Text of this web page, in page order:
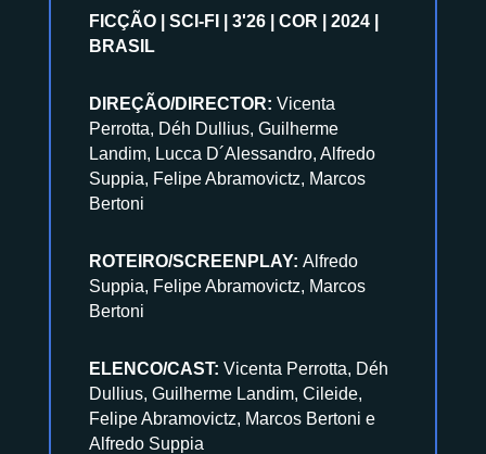
FICÇÃO | SCI-FI | 3'26 | COR | 2024 |
BRASIL
DIREÇÃO/DIRECTOR: Vicenta
Perrotta, Déh Dullius, Guilherme
Landim, Lucca D´Alessandro, Alfredo
Suppia, Felipe Abramovictz, Marcos
Bertoni
ROTEIRO/SCREENPLAY: Alfredo
Suppia, Felipe Abramovictz, Marcos
Bertoni
ELENCO/CAST: Vicenta Perrotta, Déh
Dullius, Guilherme Landim, Cileide,
Felipe Abramovictz, Marcos Bertoni e
Alfredo Suppia